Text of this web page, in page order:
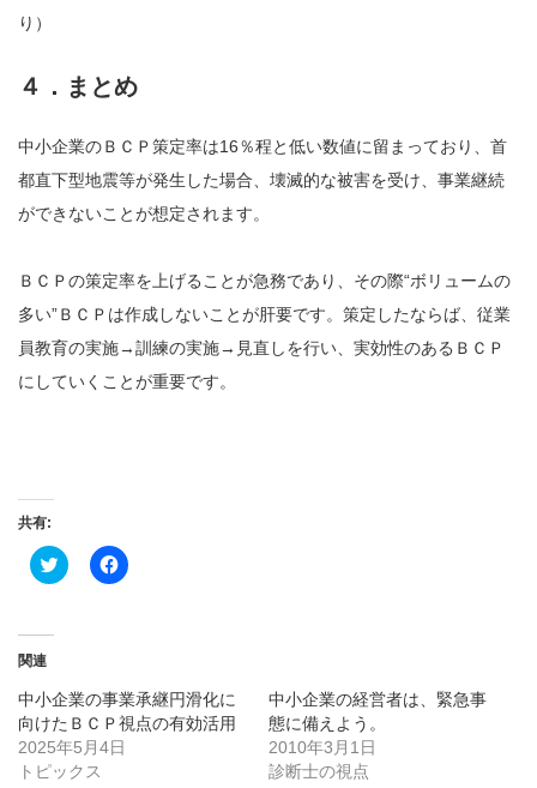
り）
４．まとめ
中小企業のＢＣＰ策定率は16％程と低い数値に留まっており、首
都直下型地震等が発生した場合、壊滅的な被害を受け、事業継続
ができないことが想定されます。
ＢＣＰの策定率を上げることが急務であり、その際“ボリュームの
多い”ＢＣＰは作成しないことが肝要です。策定したならば、従業
員教育の実施→訓練の実施→見直しを行い、実効性のあるＢＣＰ
にしていくことが重要です。
共有:
ク
リ
共
有
(新
し
い
ウ
ィ
Facebook
で
ク
リ
ッ
ク
し
関連
中小企業の事業承継円滑化に
向けたＢＣＰ視点の有効活用
2025年5月4日
トピックス
中小企業の経営者は、緊急事
態に備えよう。
2010年3月1日
診断士の視点